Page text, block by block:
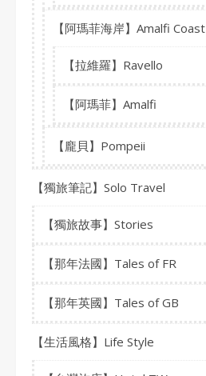
【阿瑪菲海岸】Amalfi Coast
【拉維羅】Ravello
【阿瑪菲】Amalfi
【龐貝】Pompeii
【獨旅筆記】Solo Travel
【獨旅故事】Stories
【那年法國】Tales of FR
【那年英國】Tales of GB
【生活風格】Life Style